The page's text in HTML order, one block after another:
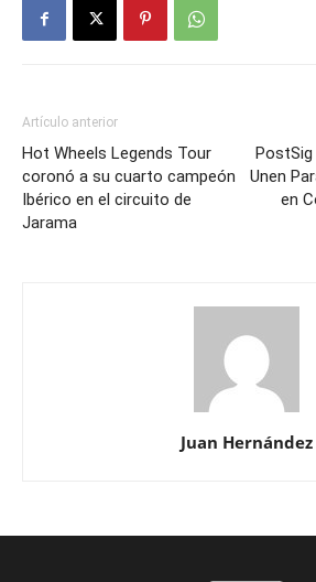
Artículo anterior
Hot Wheels Legends Tour
coronó a su cuarto campeón
Ibérico en el circuito de
Jarama
PostSig
Unen
en
Juan Hernández